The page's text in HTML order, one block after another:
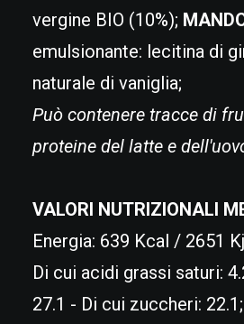
vergine BIO (10%);
emulsionante: lecitina di
naturale di vaniglia;
Può contenere tracce di
proteine del latte e
VALORI NUTRIZIONALI
Energia: 639 Kcal / 2651
Di cui acidi grassi saturi:
27.1 - Di cui zuccheri: